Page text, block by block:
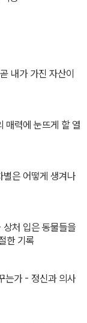
내가 가진 자산이
매력에 눈뜨게 할 열
은 어떻게 생겨나
처 입은 동물들을
한 기록
는가 - 정신과 의사